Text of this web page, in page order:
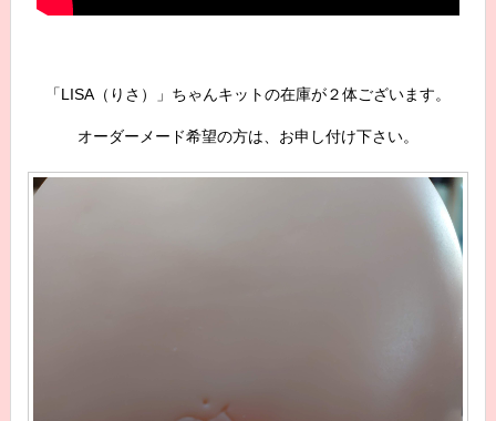
「LISA（りさ）」ちゃんキットの在庫が２体ございます。
オーダーメード希望の方は、お申し付け下さい。